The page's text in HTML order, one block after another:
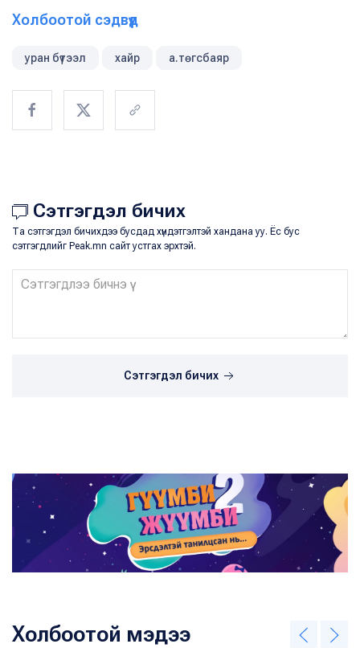
Холбоотой сэдвүүд
уран бүтээл хайр а.төгсбаяр
Сэтгэгдэл бичих
Та сэтгэгдэл бичихдээ бусдад хүндэтгэлтэй хандана уу. Ёс бус
сэтгэгдлийг Peak.mn сайт устгах эрхтэй.
Сэтгэгдэл бичих
Холбоотой мэдээ